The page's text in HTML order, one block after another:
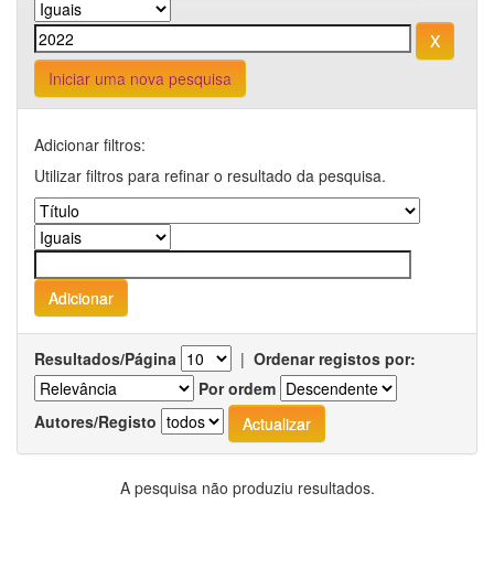
Iniciar uma nova pesquisa
Adicionar filtros:
Utilizar filtros para refinar o resultado da pesquisa.
Resultados/Página | Ordenar registos por:
Por ordem
Autores/Registo
A pesquisa não produziu resultados.